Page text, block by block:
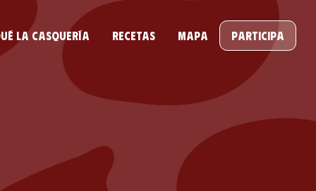
la casquería Recetas Mapa Participa